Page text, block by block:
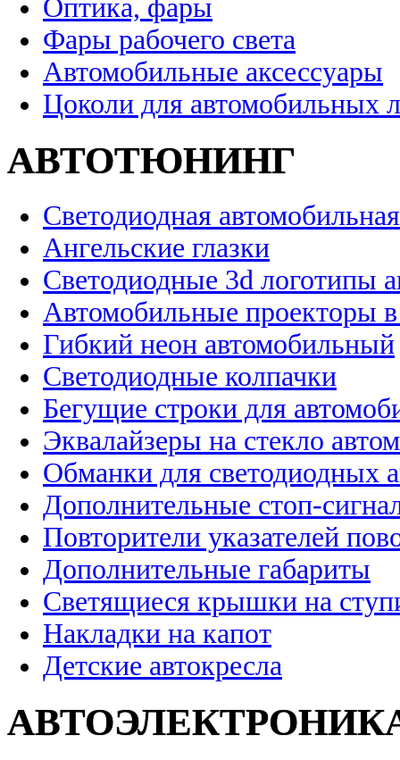
Оптика, фары
Фары рабочего света
Автомобильные аксессуары
Цоколи для автомобильных
АВТОТЮНИНГ
Светодиодная
Ангельские глазки
Светодиодные 3d логотипы
Автомобильные проекторы
Гибкий неон автомобильный
Светодиодные колпачки
Бегущие строки для
Эквалайзеры на стекло
Обманки для светодиодных
Дополнительные стоп-
Повторители указателей
Дополнительные габариты
Светящиеся крышки на
Накладки на капот
Детские автокресла